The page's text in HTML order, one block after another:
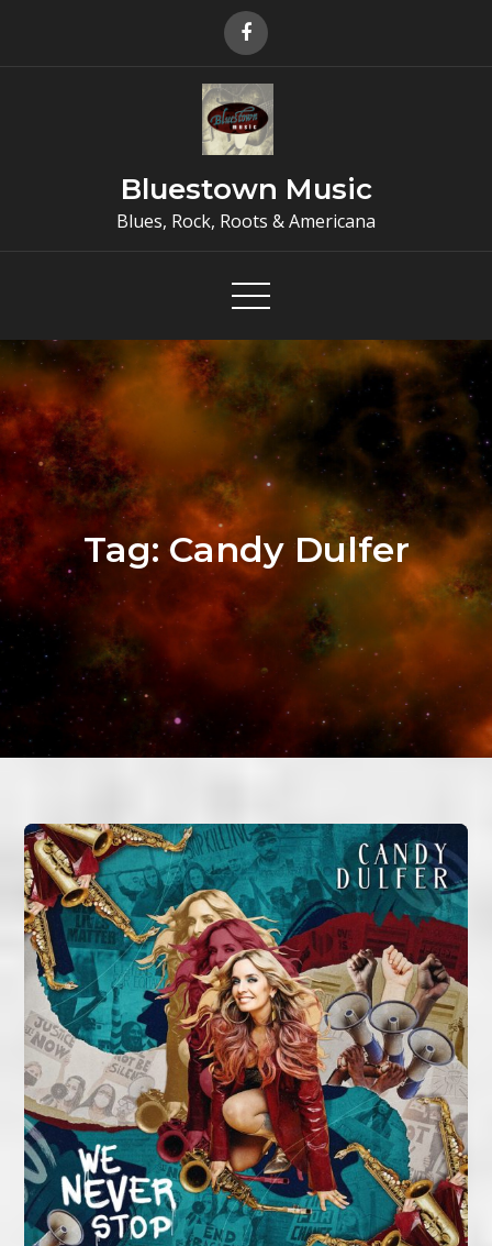
Bluestown Music
Blues, Rock, Roots & Americana
Tag:Candy Dulfer